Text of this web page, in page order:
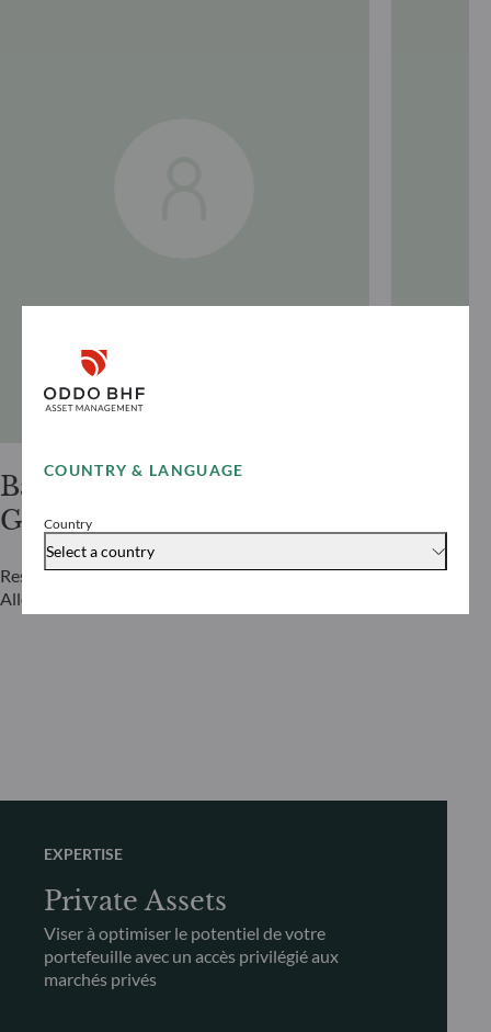
COUNTRY & LANGUAGE
Country
Select a country
Bastian
Gries
Responsable global Investment Grade &
Allocation d’Actifs
EXPERTISE
Private Assets
Viser à optimiser le potentiel de votre
portefeuille avec un accès privilégié aux
marchés privés